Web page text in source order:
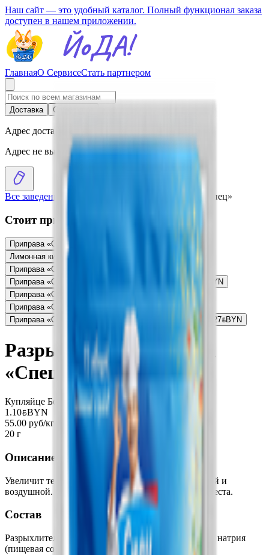
Наш сайт — это удобный каталог. Полный функционал заказа
доступен в нашем приложении.
ГлавнаяО СервисеСтать партнером
Доставка Самовывоз
Адрес доставки
Адрес не выбран
Все заведения Разрыхлитель для теста «Спец»
Стоит присмотреться
Приправа «Спец» для аппетитной свинины
Лимонная кислота «Спец»
Приправа «Спец » для куриных окорочков
BYN
Приправа «Спец» для аппетитных мясных блюд1.63
BYN
Приправа «Спец» для ароматного плова
BYN
Приправа «Спец Универсальная» с лесными грибами
3.27BYNBYN
Разрыхлитель для теста
«Спец»
Купляйце Беларускае
1.10BYNBYN
55.00 руб/кг
20 г
Описание
Увеличит тесто в объеме и сделает выпечку нежной и
воздушной. Подходит для любого недрожжевого теста.
Состав
Разрыхлители (пирофосфат натрия, гидрокарбонат натрия
(пищевая сода)), мука пшеничная.